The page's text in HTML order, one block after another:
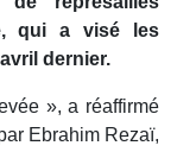
qui a visé les
dernier.
», a réaffirmé
Ebrahim Rezaï,